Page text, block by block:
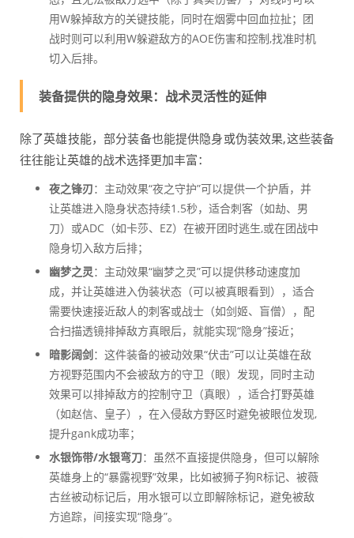
用W躲掉敌方的关键技能，同时在烟雾中回血拉扯；团
战时则可以利用W躲避敌方的AOE伤害和控制,找准时机
切入后排。
装备提供的隐身效果：战术灵活性的延伸
除了英雄技能，部分装备也能提供隐身或伪装效果,这些装备
往往能让英雄的战术选择更加丰富：
夜之锋刃：主动效果“夜之守护”可以提供一个护盾，并
让英雄进入隐身状态持续1.5秒，适合刺客（如劫、男
刀）或ADC（如卡莎、EZ）在被开团时逃生,或在团战中
隐身切入敌方后排；
幽梦之灵：主动效果“幽梦之灵”可以提供移动速度加
成，并让英雄进入伪装状态（可以被真眼看到），适合
需要快速接近敌人的刺客或战士（如剑姬、盲僧），配
合扫描透镜排掉敌方真眼后，就能实现“隐身”接近；
暗影阔剑：这件装备的被动效果“伏击”可以让英雄在敌
方视野范围内不会被敌方的守卫（眼）发现，同时主动
效果可以排掉敌方的控制守卫（真眼），适合打野英雄
（如赵信、皇子），在入侵敌方野区时避免被眼位发现,
提升gank成功率；
水银饰带/水银弯刀：虽然不直接提供隐身，但可以解除
英雄身上的“暴露视野”效果，比如被狮子狗R标记、被薇
古丝被动标记后，用水银可以立即解除标记，避免被敌
方追踪，间接实现“隐身”。